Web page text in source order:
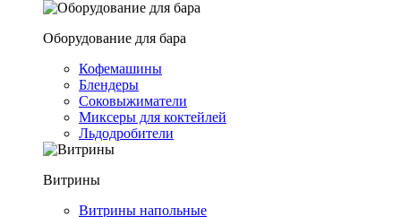
Оборудование для бара
Кофемашины
Блендеры
Соковыжиматели
Миксеры для коктейлей
Льдодробители
Витрины
Витрины напольные